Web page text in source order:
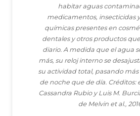
habitar aguas
medicamentos, insecticidas
químicas presentes en
dentales y otros productos
diario. A medida que el agua
más, su reloj interno se
su actividad total, pasando
de noche que de día. Créditos:
Cassandra Rubio y Luis M.
de Melvin et al.,